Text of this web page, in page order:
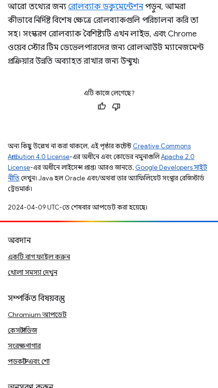
আরো তথ্যের জন্য রোলব্যাক ডকুমেন্টেশনপড়ুন, আমরা
কীভাবে নির্দিষ্ট বিশেষ ক্ষেত্রে রোলব্যাকগুলি পরিচালনা করি তা
সহ। সংস্করণ রোলব্যাক বৈশিষ্ট্যটি এখন লাইভ, এবং Chrome
ওয়েব স্টোর টিম ডেভেলপারদের জন্য রোলআউট ম্যানেজমেন্ট
প্রক্রিয়ার উন্নতি অব্যাহত রাখার জন্য উন্মুখ৷
এটি কাজে লেগেছে?
অন্য কিছু উল্লেখ না করা থাকলে, এই পৃষ্ঠার কন্টেন্ট Creative Commons
Attribution 4.0 License-এর অধীনে এবং কোডের নমুনাগুলিApache 2.0
License-এর অধীনে লাইসেন্স প্রাপ্ত। আরও জানতে, Google Developers সাইট
নীতিদেখুন। Java হল Oracle এবং/অথবা তার অ্যাফিলিয়েট সংস্থার রেজিস্টার্ড
ট্রেডমার্ক।
2024-04-09 UTC-তে শেষবার আপডেট করা হয়েছে।
অবদান
একটি বাগ ফাইল করুন
খোলা সমস্যা দেখুন
সম্পর্কিত বিষয়বস্তু
Chromium আপডেট
কেস স্টাডিজ
সংরক্ষণাগার
পডকাস্ট এবং শো